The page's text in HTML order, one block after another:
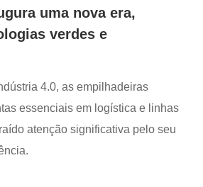
uma nova era,
verdes e
4.0, as empilhadeiras
essenciais em logística e linhas
atenção significativa pelo seu